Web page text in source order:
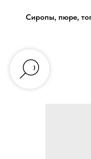
Сиропы, пюре,